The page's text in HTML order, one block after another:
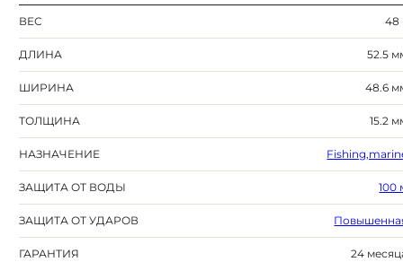
ОТПРАВКА В ДЕНЬ ЗАКАКА
ВЕС 48
ДЛИНА 52.5
ШИРИНА 48.6
ТОЛЩИНА 15.2
НАЗНАЧЕНИЕ
ЗАЩИТА ОТ ВОДЫ 100
ЗАЩИТА ОТ УДАРОВ
ГАРАНТИЯ 24